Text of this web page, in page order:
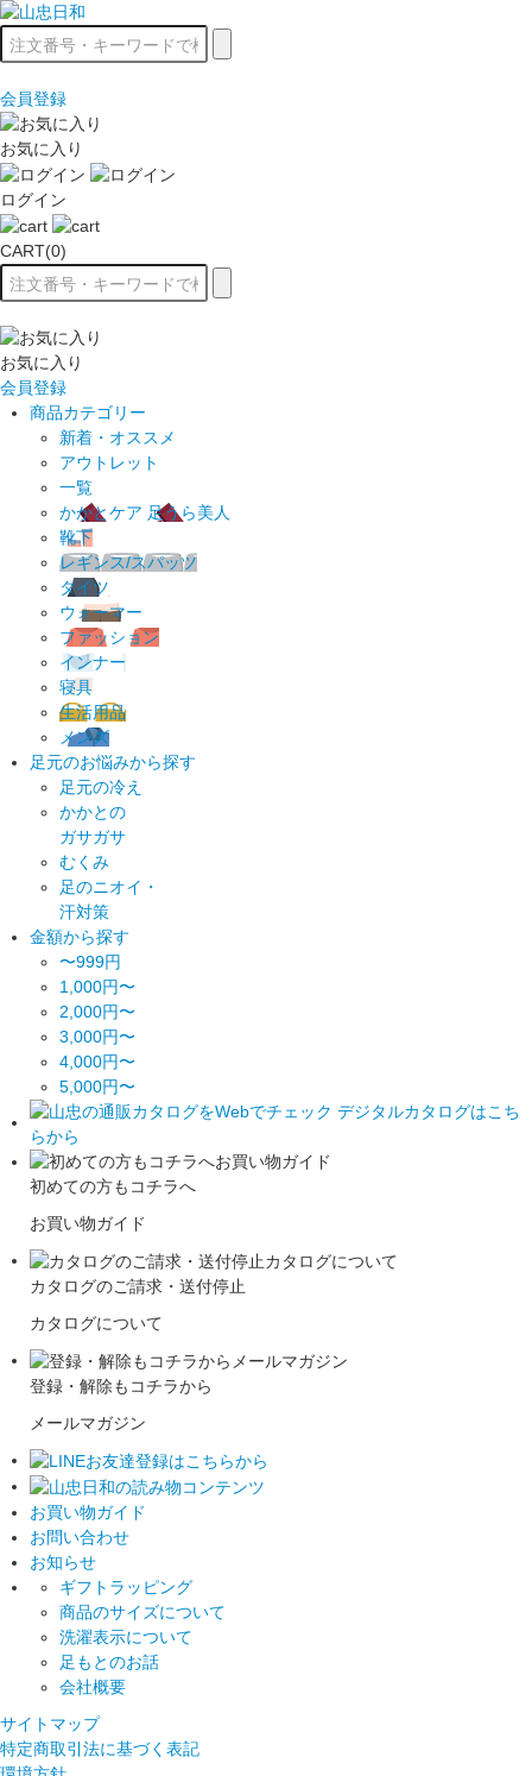
会員登録
お気に入り
ログイン
CART(0)
お気に入り
会員登録
商品カテゴリー
新着・オススメ
アウトレット
一覧
かかとケア 足うら美人
靴下
レギンス/スパッツ
タイツ
ウォーマー
ファッション
インナー
寝具
生活用品
メンズ
足元のお悩みから探す
足元の冷え
かかとの
ガサガサ
むくみ
足のニオイ・
汗対策
金額から探す
〜999円
1,000円〜
2,000円〜
3,000円〜
4,000円〜
5,000円〜
初めての方もコチラへ
お買い物ガイド
カタログのご請求・送付停止
カタログについて
登録・解除もコチラから
メールマガジン
お買い物ガイド
お問い合わせ
お知らせ
ギフトラッピング
商品のサイズについて
洗濯表示について
足もとのお話
会社概要
サイトマップ
特定商取引法に基づく表記